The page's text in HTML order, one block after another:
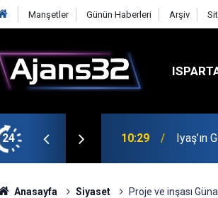
Manşetler Günün Haberleri Arşiv
24 00:52
Anasayfa Siyaset Proje ve inşası